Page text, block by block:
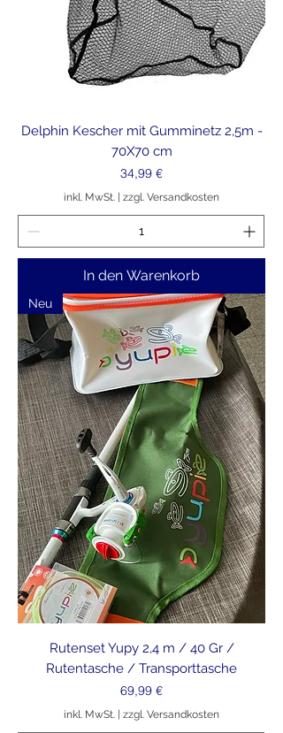
Delphin Kescher mit Gumminetz 2,5m -
70X70 cm
Preis
34,99 €
inkl. MwSt. zzgl. Versandkosten
In den Warenkorb
Neu
Rutenset Yupy 2,4 m / 40 Gr /
Rutentasche / Transporttasche
Preis
69,99 €
inkl. MwSt. | zzgl. Versandkosten